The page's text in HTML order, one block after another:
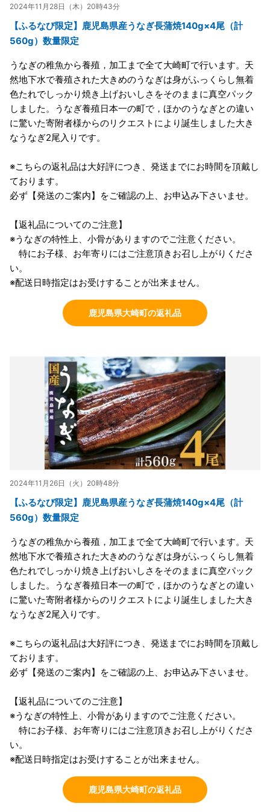
2024年11月28日（木）20時43分
【ふるなび限定】鹿児島県産うなぎ長蒲焼140g×4尾（計
560g）数量限定
うなぎの稚魚から養殖，加工まで全て大崎町で行います。天
然地下水で養殖された大きめのうなぎは身がふっくらし無着
色たれでしっかり焼き上げおいしさをそのままに真空パック
しました。うなぎ養殖日本一の町で，ほかのうなぎとの違い
に驚いた寄附者様からのリクエストにより誕生しました大き
なうなぎ2尾入りです。
※こちらの返礼品は大好評につき、発送までにお時間を頂戴し
ております。
必ず【発送のご案内】をご確認の上、お申込み下さいませ。
【返礼品についてのご注意】
※うなぎの特性上、小骨がありますのでご注意ください。
特にお子様、お年寄りにはご注意頂きお召し上がりくださ
い。
※配送日時指定はお受けすることが出来ません。
鹿児島県大崎町の返礼品
2024年11月26日（火）20時48分
【ふるなび限定】鹿児島県産うなぎ長蒲焼140g×4尾（計
560g）数量限定
うなぎの稚魚から養殖，加工まで全て大崎町で行います。天
然地下水で養殖された大きめのうなぎは身がふっくらし無着
色たれでしっかり焼き上げおいしさをそのままに真空パック
しました。うなぎ養殖日本一の町で，ほかのうなぎとの違い
に驚いた寄附者様からのリクエストにより誕生しました大き
なうなぎ2尾入りです。
※こちらの返礼品は大好評につき、発送までにお時間を頂戴し
ております。
必ず【発送のご案内】をご確認の上、お申込み下さいませ。
【返礼品についてのご注意】
※うなぎの特性上、小骨がありますのでご注意ください。
特にお子様、お年寄りにはご注意頂きお召し上がりくださ
い。
※配送日時指定はお受けすることが出来ません。
鹿児島県大崎町の返礼品